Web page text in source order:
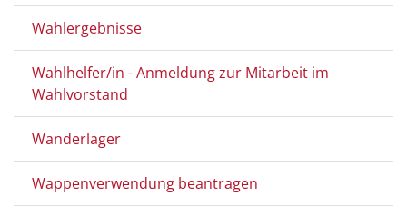
Wahlergebnisse
Wahlhelfer/in - Anmeldung zur Mitarbeit im
Wahlvorstand
Wanderlager
Wappenverwendung beantragen